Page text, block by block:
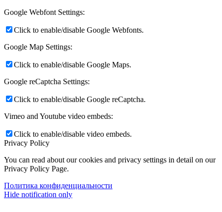
Google Webfont Settings:
Click to enable/disable Google Webfonts.
Google Map Settings:
Click to enable/disable Google Maps.
Google reCaptcha Settings:
Click to enable/disable Google reCaptcha.
Vimeo and Youtube video embeds:
Click to enable/disable video embeds.
Privacy Policy
You can read about our cookies and privacy settings in detail on our
Privacy Policy Page.
Политика конфиденциальности
Hide notification only